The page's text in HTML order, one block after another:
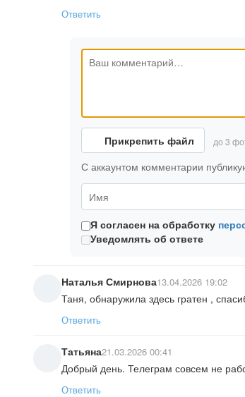
Ответить
Прикрепить файл до 3
С аккаунтом комментарии
Я согласен на обработку
Уведомлять об ответе
Наталья Смирнова13.04.2026 19:02
Таня, обнаружила здесь гратен ,
Ответить
Татьяна21.03.2026 00:41
Добрый день. Телеграм совсем не
Ответить